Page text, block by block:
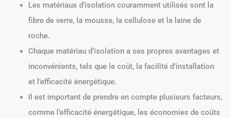
Les matériaux d’isolation couramment utilisés sont la
fibre de verre, la mousse, la cellulose et la laine de
roche.
Chaque matériau d’isolation a ses propres avantages et
inconvénients, tels que le coût, la facilité d’installation
et l’efficacité énergétique.
Il est important de prendre en compte plusieurs facteurs,
comme l’efficacité énergétique, les économies de coûts